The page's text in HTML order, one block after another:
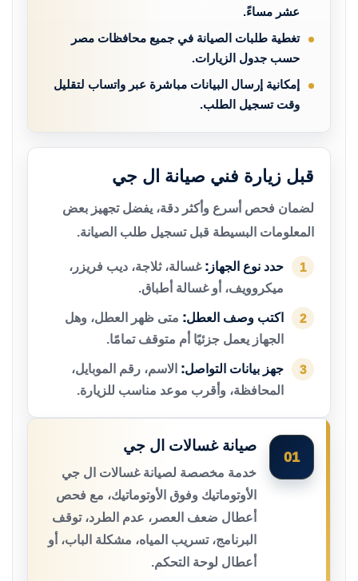
عشر مساءً.
تغطية طلبات الصيانة في جميع محافظات مصر
حسب جدول الزيارات.
إمكانية إرسال البيانات مباشرة عبر واتساب لتقليل
وقت تسجيل الطلب.
قبل زيارة فني صيانة ال جي
لضمان فحص أسرع وأكثر دقة، يفضل تجهيز بعض
المعلومات البسيطة قبل تسجيل طلب الصيانة.
1 حدد نوع الجهاز: غسالة، ثلاجة، ديب فريزر،
ميكروويف، أو غسالة أطباق.
2 اكتب وصف العطل: متى ظهر العطل، وهل
الجهاز يعمل جزئيًا أم متوقف تمامًا.
3 جهز بيانات التواصل: الاسم، رقم الموبايل،
المحافظة، وأقرب موعد مناسب للزيارة.
01
صيانة غسالات ال جي
خدمة مخصصة لصيانة غسالات ال جي
الأوتوماتيك وفوق الأوتوماتيك، مع فحص
أعطال ضعف العصر، عدم الطرد، توقف
البرنامج، تسريب المياه، مشكلة الباب، أو
أعطال لوحة التحكم.